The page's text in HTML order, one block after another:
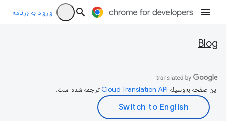
ورود به برنامه
Blog
این صفحه به‌وسیله ترجمه شده است.